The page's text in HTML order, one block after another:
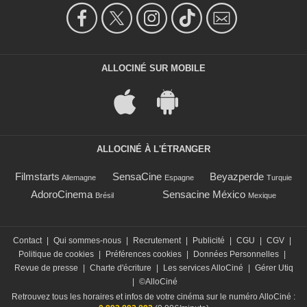
ALLOCINÉ SUR MOBILE
ALLOCINÉ À L'ÉTRANGER
Filmstarts Allemagne SensaCine Espagne Beyazperde Turquie
AdoroCinema Brésil Sensacine México Mexique
Contact Qui sommes-nous Recrutement Publicité CGU CGV
Politique de cookies
Préférences cookies Données Personnelles
Revue de presse
Charte d'écriture Les services AlloCiné
Gérer Utiq
©AlloCiné
Retrouvez tous les horaires et infos de votre cinéma sur le numéro AlloCiné :